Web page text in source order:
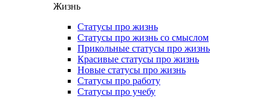
Жизнь
Статусы про жизнь
Статусы про жизнь со смыслом
Прикольные статусы про жизнь
Красивые статусы про жизнь
Новые статусы про жизнь
Статусы про работу
Статусы про учебу